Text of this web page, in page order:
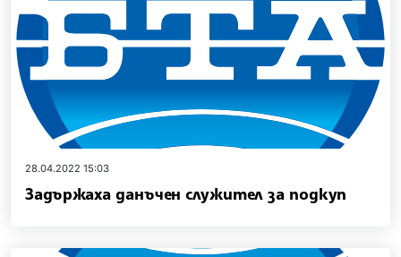
28.04.2022 15:03
Задържаха данъчен служител за подкуп